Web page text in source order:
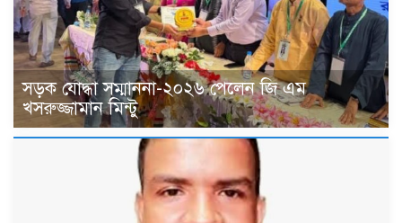
সড়ক যোদ্ধা সম্মাননা-২০২৬ পেলেন জি এম
খসরুজ্জামান মিন্টু